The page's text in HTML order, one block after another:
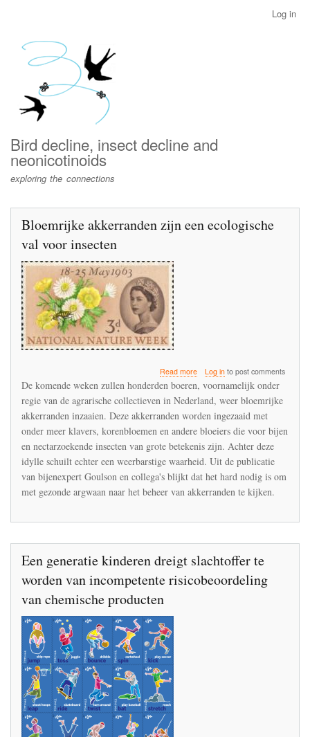
menu
Log in
Bird decline, insect decline and
neonicotinoids
exploring the connections
Bloemrijke akkerranden zijn een ecologische
val voor insecten
Read moreabout
akkerranden
zijn
een
ecologische
voor
insecten
Log into post comments
De komende weken zullen honderden boeren, voornamelijk onder
regie van de agrarische collectieven in Nederland, weer bloemrijke
akkerranden inzaaien. Deze akkerranden worden ingezaaid met
onder meer klavers, korenbloemen en andere bloeiers die voor bijen
en nectarzoekende insecten van grote betekenis zijn. Achter deze
idylle schuilt echter een weerbarstige waarheid. Uit de publicatie
van bijenexpert Goulson en collega's blijkt dat het hard nodig is om
met gezonde argwaan naar het beheer van akkerranden te kijken.
Een generatie kinderen dreigt slachtoffer te
worden van incompetente risicobeoordeling
van chemische producten